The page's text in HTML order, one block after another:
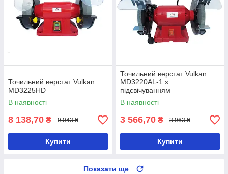
Точильний верстат Vulkan
MD3225HD
В наявності
8 138,70 ₴ 9 043 ₴
Купити
Точильний верстат Vulkan
MD3220AL-1 з
підсвічуванням
В наявності
3 566,70 ₴ 3 963 ₴
Купити
Показати ще